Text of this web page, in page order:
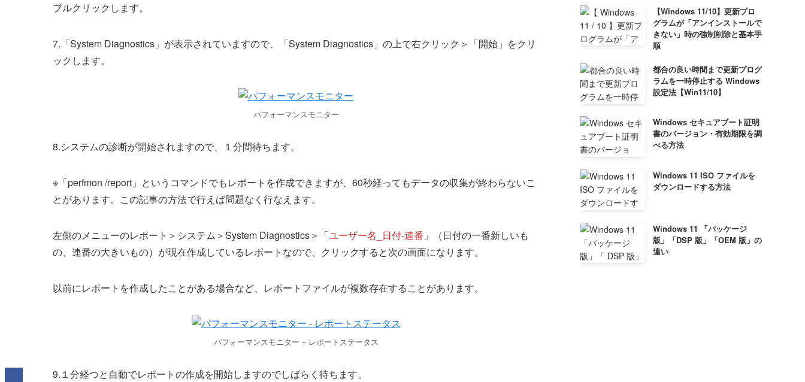
ブルクリックします。
7.「System Diagnostics」が表示されていますので、「System Diagnostics」の上で右クリック＞「開始」をクリ
ックします。
パフォーマンスモニター
8.システムの診断が開始されますので、１分間待ちます。
※「perfmon /report」というコマンドでもレポートを作成できますが、60秒経ってもデータの収集が終わらないこ
とがあります。この記事の方法で行えば問題なく行なえます。
左側のメニューのレポート＞システム＞System Diagnostics＞「ユーザー名_日付-連番 」（日付の一番新しいも
の、連番の大きいもの）が現在作成しているレポートなので、クリックすると次の画面になります。
以前にレポートを作成したことがある場合など、レポートファイルが複数存在することがあります。
パフォーマンスモニター – レポートステータス
9.１分経つと自動でレポートの作成を開始しますのでしばらく待ちます。
【Windows 11/10】更新プロ
グラムが「アンインストールで
きない」時の強制削除と基本手
順
都合の良い時間まで更新プログ
ラムを一時停止する Windows
設定法【Win11/10】
Windows セキュアブート証明
書のバージョン・有効期限を調
べる方法
Windows 11 ISO ファイルを
ダウンロードする方法
Windows 11 「パッケージ
版」「DSP 版」「OEM 版」の
違い